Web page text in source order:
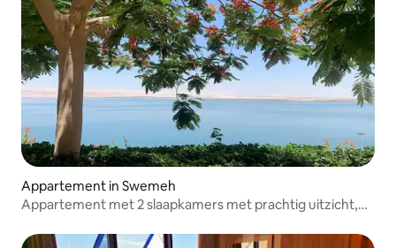
Appartement in Swemeh
Appartement met 2 slaapkamers met prachtig uitzicht,
meer..